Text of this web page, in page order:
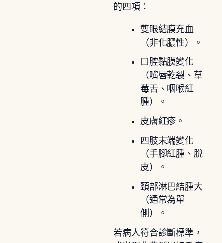
的四項：
雙眼結膜充血
（非化膿性）。
口腔黏膜變化
（嘴唇乾裂、草
莓舌、咽喉紅
腫）。
皮膚紅疹。
四肢末端變化
（手腳紅腫、脫
皮）。
頸部淋巴結腫大
（通常為單
側）。
若病人符合診斷標準，